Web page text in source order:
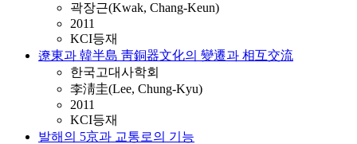
곽장근(Kwak, Chang-Keun)
2011
KCI등재
遼東과 韓半島 靑銅器文化의 變遷과 相互交流
한국고대사학회
李淸圭(Lee, Chung-Kyu)
2011
KCI등재
발해의 5京과 교통로의 기능